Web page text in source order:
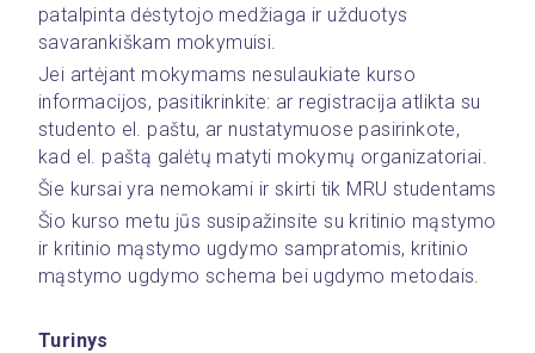
patalpinta dėstytojo medžiaga ir užduotys
savarankiškam mokymuisi.
Jei artėjant mokymams nesulaukiate kurso
informacijos, pasitikrinkite: ar registracija atlikta su
studento el. paštu, ar nustatymuose pasirinkote,
kad el. paštą galėtų matyti mokymų organizatoriai.
Šie kursai yra nemokami ir skirti tik MRU studentams
Šio kurso metu jūs susipažinsite su kritinio mąstymo
ir kritinio mąstymo ugdymo sampratomis, kritinio
mąstymo ugdymo schema bei ugdymo metodais.
Turinys